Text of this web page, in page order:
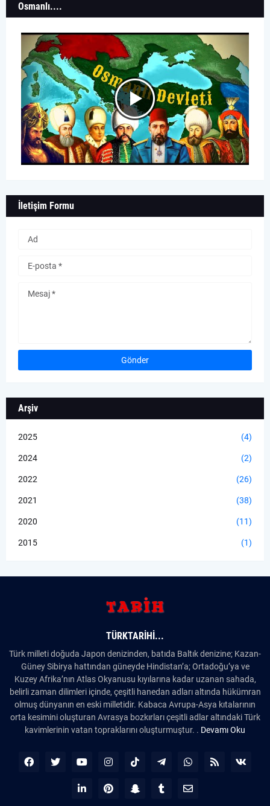
Osmanlı....
İletişim Formu
Arşiv
2025 (4)
2024 (2)
2022 (26)
2021 (38)
2020 (11)
2015 (1)
TÜRKTARIHI...
Türk milleti doğuda Japon denizinden, batıda Baltık denizine; Kazan-
Güney Sibirya hattından güneyde Hindistan’a; Ortadoğu’ya ve
Kuzey Afrika’nın Atlas Okyanusu kıyılarına kadar uzanan sahada,
belirli zaman dilimleri içinde, çeşitli hanedan adları altında hükümran
olmuş dünyanın en eski milletidir. Kabaca Avrupa-Asya kıtalarının
orta kesimini oluşturan Avrasya bozkırları çeşitli adlar altındaki Türk
kavimlerinin vatan topraklarını oluşturmuştur. . Devamı Oku